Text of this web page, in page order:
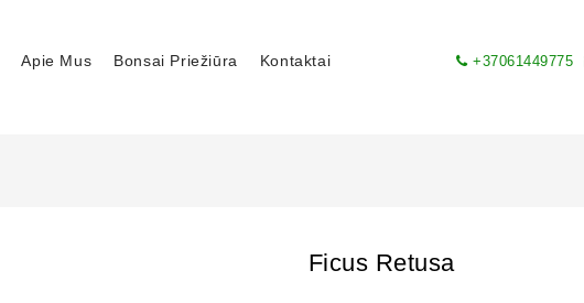
Apie Mus Bonsai Priežiūra Kontaktai +37061449775
Ficus Retusa